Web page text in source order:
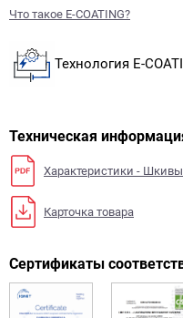
Что такое E-COATING?
Технология E-
Техническая
Характеристики -
Карточка товара
Сертификаты